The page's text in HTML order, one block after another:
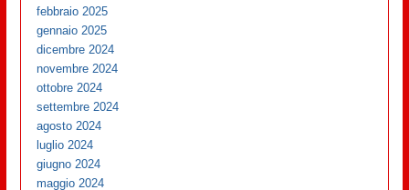
febbraio 2025
gennaio 2025
dicembre 2024
novembre 2024
ottobre 2024
settembre 2024
agosto 2024
luglio 2024
giugno 2024
maggio 2024